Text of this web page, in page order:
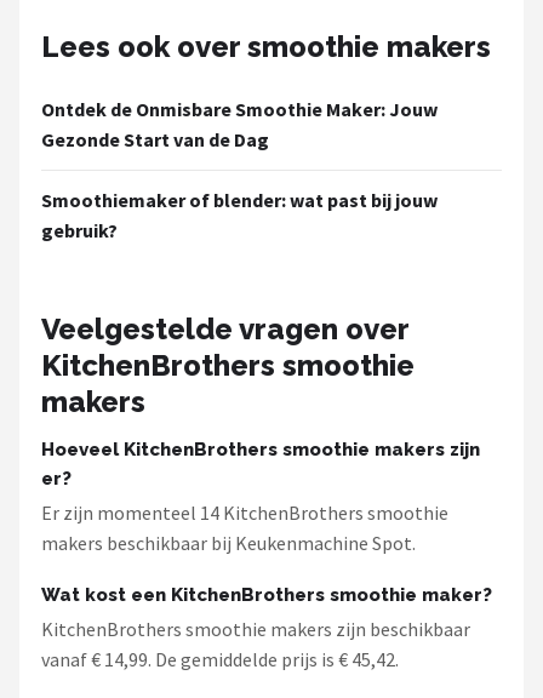
Lees ook over smoothie makers
Ontdek de Onmisbare Smoothie Maker: Jouw
Gezonde Start van de Dag
Smoothiemaker of blender: wat past bij jouw
gebruik?
Veelgestelde vragen over
KitchenBrothers smoothie
makers
Hoeveel KitchenBrothers smoothie makers zijn
er?
Er zijn momenteel 14 KitchenBrothers smoothie
makers beschikbaar bij Keukenmachine Spot.
Wat kost een KitchenBrothers smoothie maker?
KitchenBrothers smoothie makers zijn beschikbaar
vanaf € 14,99. De gemiddelde prijs is € 45,42.